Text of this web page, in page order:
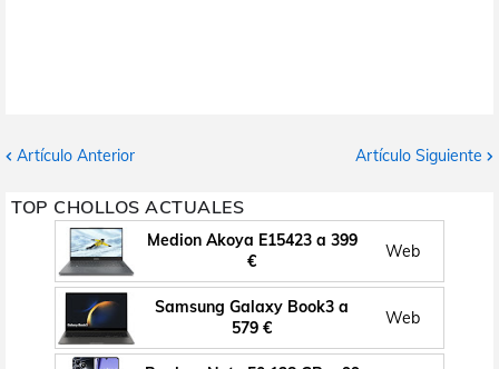
Artículo Anterior Artículo Siguiente
TOP CHOLLOS ACTUALES
Medion Akoya E15423 a 399
€
Web
Samsung Galaxy Book3 a
579 €
Web